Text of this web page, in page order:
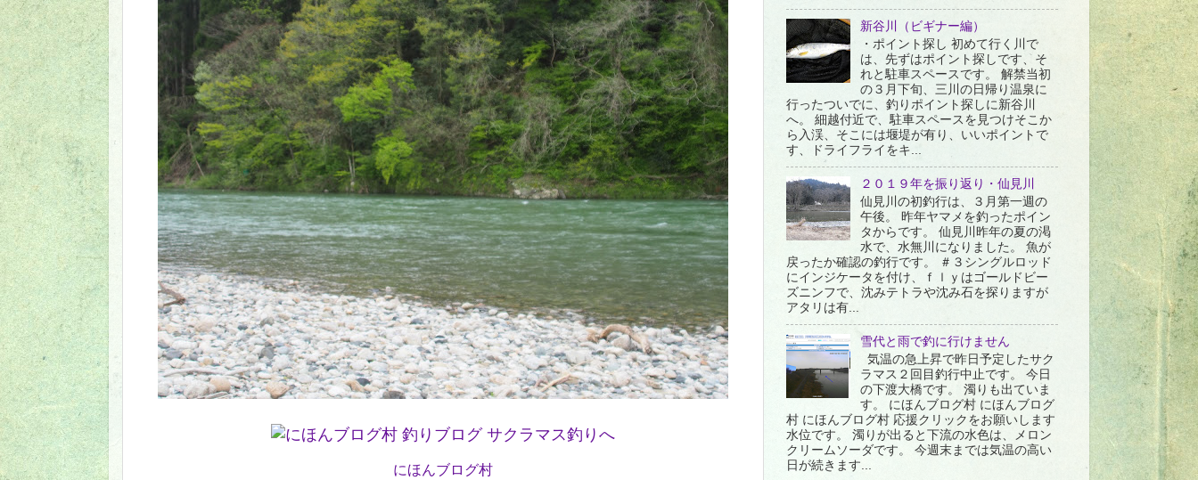
にほんブログ村
新谷川（ビギナー編）
・ポイント探し 初めて行く川で
は、先ずはポイント探しです、そ
れと駐車スペースです。 解禁当初
の３月下旬、三川の日帰り温泉に
行ったついでに、釣りポイント探しに新谷川
へ。 細越付近で、駐車スペースを見つけそこか
ら入渓、そこには堰堤が有り、いいポイントで
す、ドライフライをキ...
２０１９年を振り返り・仙見川
仙見川の初釣行は、３月第一週の
午後。 昨年ヤマメを釣ったポイン
タからです。 仙見川昨年の夏の渇
水で、水無川になりました。 魚が
戻ったか確認の釣行です。 ＃３シングルロッド
にインジケータを付け、ｆｌｙはゴールドビー
ズニンフで、沈みテトラや沈み石を探りますが
アタリは有...
雪代と雨で釣に行けません
気温の急上昇で昨日予定したサク
ラマス２回目釣行中止です。 今日
の下渡大橋です。 濁りも出ていま
す。 にほんブログ村 にほんブログ
村 にほんブログ村 応援クリックをお願いします
水位です。 濁りが出ると下流の水色は、メロン
クリームソーダです。 今週末までは気温の高い
日が続きます...